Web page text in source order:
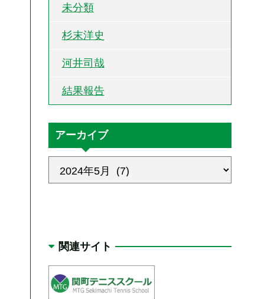
未分類
杉末洋史
河井司哉
結果報告
アーカイブ
関連サイト